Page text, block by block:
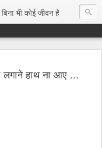
भी कोई जीवन है
लगाने हाथ ना आए ...